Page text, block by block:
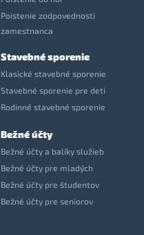
Poistenie zodpovednosti
zamestnanca
Stavebné sporenie
Klasické stavebné sporenie
Stavebné sporenie pre deti
Rodinné stavebné sporenie
Bežné účty
Bežné účty a balíky služieb
Bežné účty pre mladých
Bežné účty pre študentov
Bežné účty pre seniorov